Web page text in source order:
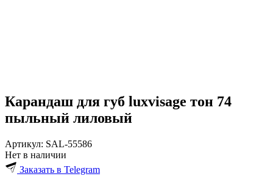
Карандаш для губ luxvisage тон 74
пыльный лиловый
Артикул: SAL-55586
Нет в наличии
Заказать в Telegram